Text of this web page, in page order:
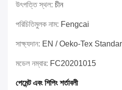
উৎপত্তি স্থল: চীন
পরিচিতিমুলক নাম: Fengcai
সাক্ষ্যদান: EN / Oeko-Tex
মডেল নম্বার: FC20201015
পেমেন্ট এবং শিপিং শর্তাবলী